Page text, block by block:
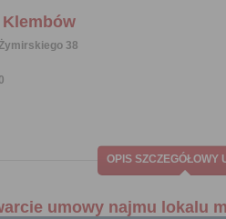
38
OPIS SZCZEGÓŁOWY
umowy najmu lokalu